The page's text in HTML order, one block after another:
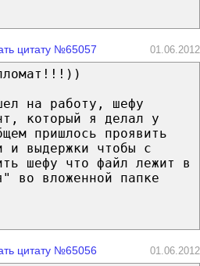
цитату №65057 01.06.2012
на работу, шефу
который я делал у
пришлось проявить
и выдержки чтобы с
шефу что файл лежит в
во вложенной папке
цитату №65056 01.06.2012